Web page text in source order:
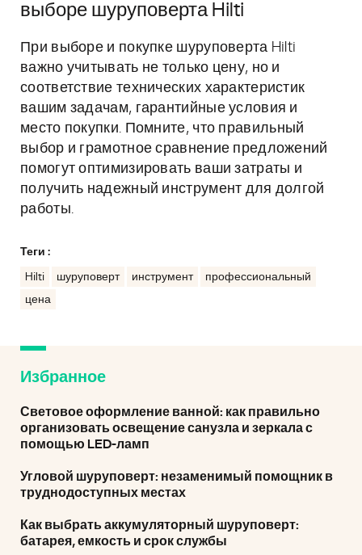
выборе шуруповерта Hilti
При выборе и покупке шуруповерта Hilti
важно учитывать не только цену, но и
соответствие технических характеристик
вашим задачам, гарантийные условия и
место покупки. Помните, что правильный
выбор и грамотное сравнение предложений
помогут оптимизировать ваши затраты и
получить надежный инструмент для долгой
работы.
Теги :
Hilti шуруповерт инструмент
профессиональный
цена
Избранное
Световое оформление ванной: как правильно
организовать освещение санузла и зеркала с
помощью LED-ламп
Угловой шуруповерт: незаменимый помощник в
труднодоступных местах
Как выбрать аккумуляторный шуруповерт:
батарея, емкость и срок службы